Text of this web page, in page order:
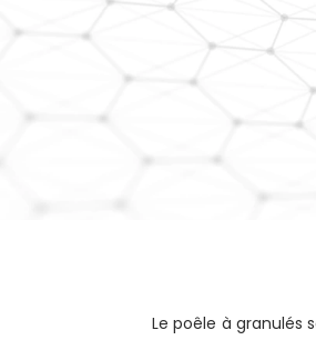
Le poêle à granulés séduit de plus en plus de foyers grâce à son rendement élevé, sa facilité d’utilisation et son